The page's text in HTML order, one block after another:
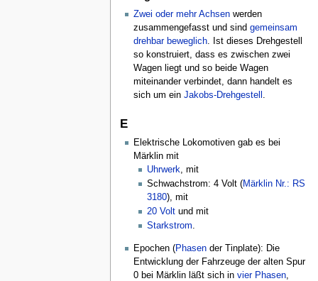
Zwei oder mehr Achsenwerden
zusammengefasst und sind gemeinsam
drehbar beweglich. Ist dieses Drehgestell
so konstruiert, dass es zwischen zwei
Wagen liegt und so beide Wagen
miteinander verbindet, dann handelt es
sich um ein Jakobs-Drehgestell .
E
Elektrische Lokomotiven gab es bei
Märklin mit
Uhrwerk, mit
Schwachstrom: 4 Volt (Märklin Nr.: RS
3180), mit
20 Voltund mit
Starkstrom.
Epochen (Phasender Tinplate): Die
Entwicklung der Fahrzeuge der alten Spur
0 bei Märklin läßt sich in vier Phasen,